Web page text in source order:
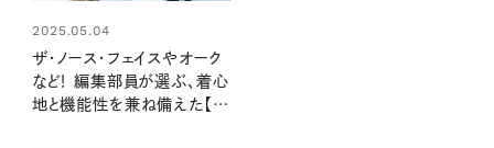
2025.05.04
ザ・ノース・フェイスやオーク
など！ 編集部員が選ぶ、着心
地と機能性を兼ね備えた【ウ